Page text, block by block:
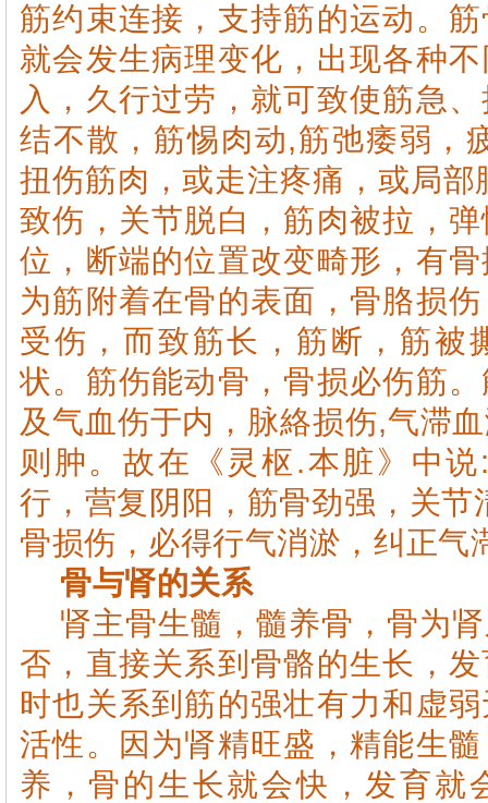
筋约束连接，支持筋的运动。
就会发生病理变化，出现各种
入，久行过劳，就可致使筋急
结不散，筋惕肉动,筋弛痿弱，
扭伤筋肉，或走注疼痛，或局
致伤，关节脱白，筋肉被拉，
位，断端的位置改变畸形，有
为筋附着在骨的表面，骨胳损
受伤，而致筋长，筋断，筋被
状。筋伤能动骨，骨损必伤筋
及气血伤于内，脉絡损伤,气滞
则肿。故在《灵枢.本脏》中
行，营复阴阳，筋骨劲强，关节
骨损伤，必得行气消淤，纠正气
骨与肾的关系
肾主骨生髓，髓养骨，骨为
否，直接关系到骨骼的生长，
时也关系到筋的强壮有力和虚
活性。因为肾精旺盛，精能生
养，骨的生长就会快，发育就